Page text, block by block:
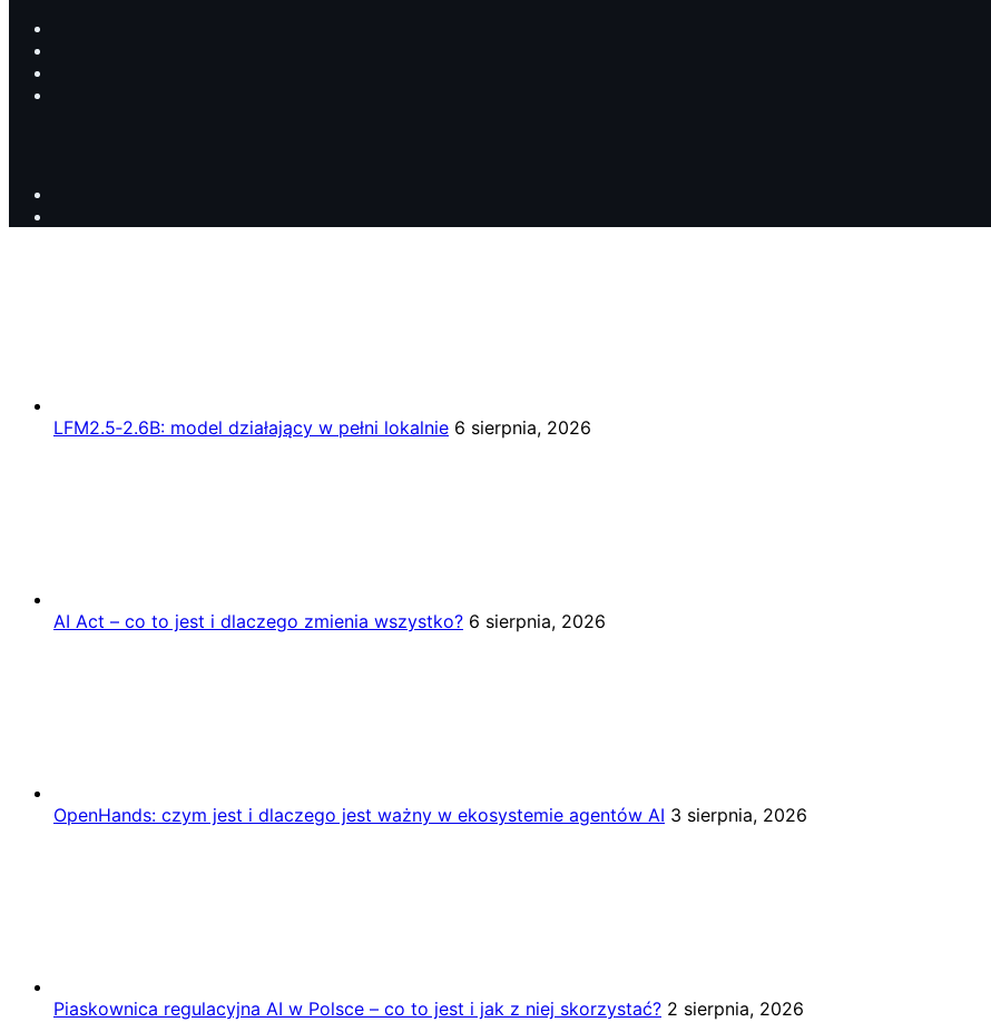
LFM2.5‑2.6B: model działający w pełni lokalnie 6 sierpnia, 2026
AI Act – co to jest i dlaczego zmienia wszystko? 6 sierpnia, 2026
OpenHands: czym jest i dlaczego jest ważny w ekosystemie agentów AI 3 sierpnia, 2026
Piaskownica regulacyjna AI w Polsce – co to jest i jak z niej skorzystać? 2 sierpnia, 2026